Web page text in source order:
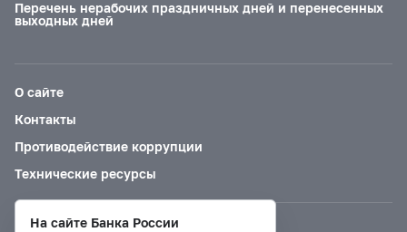
Перечень нерабочих праздничных дней и перенесенных
выходных дней
О сайте
Контакты
Противодействие коррупции
Технические ресурсы
На сайте Банка России